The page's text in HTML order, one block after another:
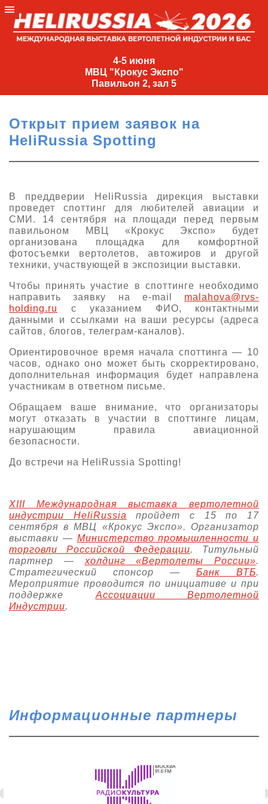
4-5 июня
МВЦ "Крокус Экспо"
Павильон 2, зал 5
4-
МВЦ
Экспо"
Павильон
2,
5
+7
(495)
477-
33-81
О выставке
Партнеры выставки
Крокус Экспо
Даты будущих выставок
Документы
Для участников
Заявка на участие
Заочное участие
Прилет на выставку
Основные требования МВЦ «Крокус Экспо»
Для посетителей
Место проведения HeliRussia
Правила доступа и пребывания Крокус Экспо
Для СМИ
Аккредитация прессы
Условия инфопартнёрства
Положение об аккредитации
Публикации о выставке
Архив
Открыт прием заявок на
HeliRussia Spotting
В преддверии HeliRussia дирекция выставки
проведет споттинг для любителей авиации и
СМИ. 14 сентября на площади перед первым
павильоном МВЦ «Крокус Экспо» будет
организована площадка для комфортной
фотосъемки вертолетов, автожиров и другой
техники, участвующей в экспозиции выставки.
Чтобы принять участие в споттинге необходимо
направить заявку на e-mail malahova@rvs-
holding.ru
с указанием ФИО, контактными
данными и ссылками на ваши ресурсы (адреса
сайтов, блогов, телеграм-каналов).
Ориентировочное время начала споттинга — 10
часов, однако оно может быть скорректировано,
дополнительная информация будет направлена
участникам в ответном письме.
Обращаем ваше внимание, что организаторы
могут отказать в участии в споттинге лицам,
нарушающим правила авиационной
безопасности.
До встречи на HeliRussia Spotting!
XIII Международная выставка вертолетной
индустрии HeliRussia пройдет с 15 по 17
сентября в МВЦ «Крокус Экспо». Организатор
выставки — Министерство промышленности и
торговли Российской Федерации. Титульный
партнер — холдинг «Вертолеты России».
Стратегический спонсор — Банк ВТБ.
Мероприятие проводится по инициативе и при
поддержке Ассоциации Вертолетной
Индустрии.
Информационные партнеры